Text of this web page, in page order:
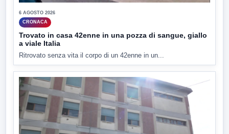
6 AGOSTO 2026
CRONACA
Trovato in casa 42enne in una pozza di sangue, giallo
a viale Italia
Ritrovato senza vita il corpo di un 42enne in un...